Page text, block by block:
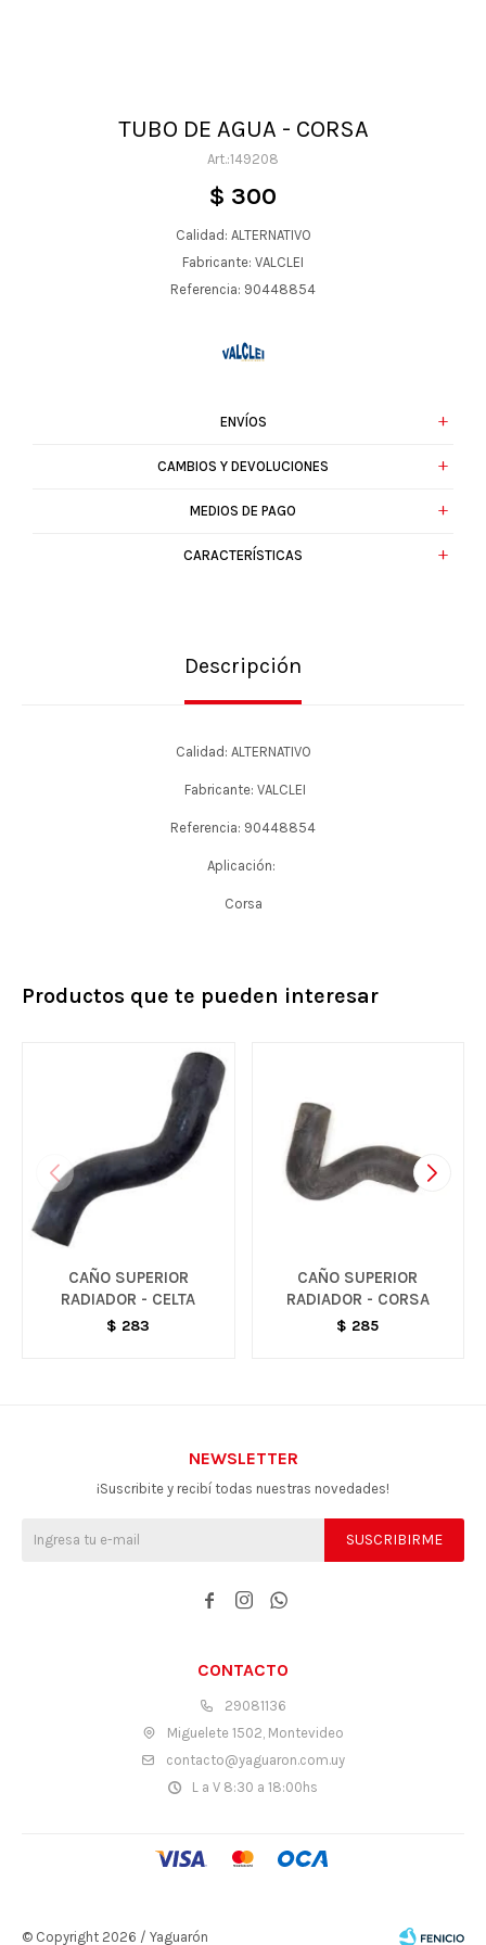
TUBO DE AGUA - CORSA
149208
$ 300
Calidad: ALTERNATIVO
Fabricante: VALCLEI
Referencia: 90448854
ENVÍOS
CAMBIOS Y DEVOLUCIONES
MEDIOS DE PAGO
CARACTERÍSTICAS
Descripción
Calidad: ALTERNATIVO
Fabricante: VALCLEI
Referencia: 90448854
Aplicación:
Corsa
Productos que te pueden interesar
CAÑO SUPERIOR
RADIADOR - CELTA
$ 283
CAÑO SUPERIOR
RADIADOR - CORSA
$ 285
CONTACTO
29081136
Miguelete 1502, Montevideo
contacto@yaguaron.com.uy
L a V 8:30 a 18:00hs
NEWSLETTER
¡Suscribite y recibí todas nuestras novedades!
SUSCRIBIRME
  
© Copyright 2026 / Yaguarón